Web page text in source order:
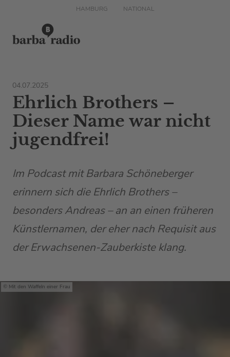
HAMBURG NATIONAL
04.07.2025
Ehrlich Brothers –
Dieser Name war nicht
jugendfrei!
Im Podcast mit Barbara Schöneberger
erinnern sich die Ehrlich Brothers –
besonders Andreas – an an einen früheren
Künstlernamen, der eher nach Requisit aus
der Erwachsenen-Zauberkiste klang.
Mit den Waffeln einer Frau